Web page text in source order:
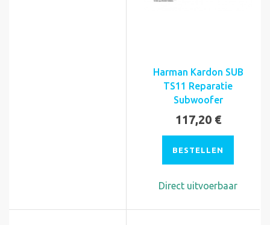
Harman Kardon SUB
TS11 Reparatie
Subwoofer
117,20 €
BESTELLEN
Direct uitvoerbaar